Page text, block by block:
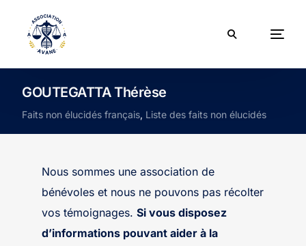
GOUTEGATTA Thérèse
Faits non élucidés français, Liste des faits non élucidés
Nous sommes une association de
bénévoles et nous ne pouvons pas récolter
vos témoignages. Si vous disposez
d’informations pouvant aider à la